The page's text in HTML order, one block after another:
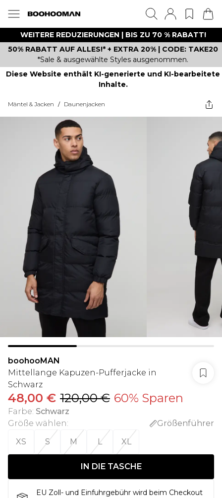
WEITERE REDUZIERUNGEN | BIS ZU 70 % RABATT!
50% RABATT AUF ALLES!* + EXTRA 20% | CODE: TAKE20
*Sale & ausgewählte Styles ausgenommen.
Diese Website enthält KI-generierte und KI-bearbeitete
Inhalte.
Mäntel & Jacken / Daunenjacken
boohooMAN
Mittellange Kapuzen-Pufferjacke in
Schwarz
48,00 € 120,00 € 60% Sparen
Farbe: Schwarz
Größe wählen:
Größenführer
XS
S M L XL
IN DIE TASCHE
EU Zoll- und Einfuhrgebühr wird beim Checkout